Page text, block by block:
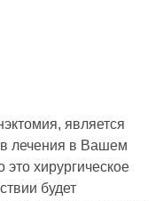
является
лечения в Вашем
хирургическое
будет